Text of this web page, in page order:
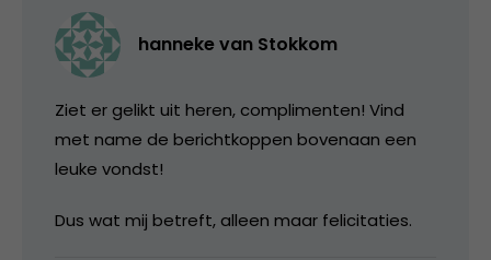
hanneke van Stokkom
Ziet er gelikt uit heren, complimenten! Vind
met name de berichtkoppen bovenaan een
leuke vondst!
Dus wat mij betreft, alleen maar felicitaties.